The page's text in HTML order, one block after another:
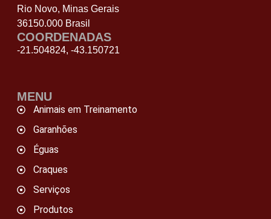
Rio Novo, Minas Gerais
36150.000 Brasil
COORDENADAS
-21.504824, -43.150721
MENU
Animais em Treinamento
Garanhões
Éguas
Craques
Serviços
Produtos